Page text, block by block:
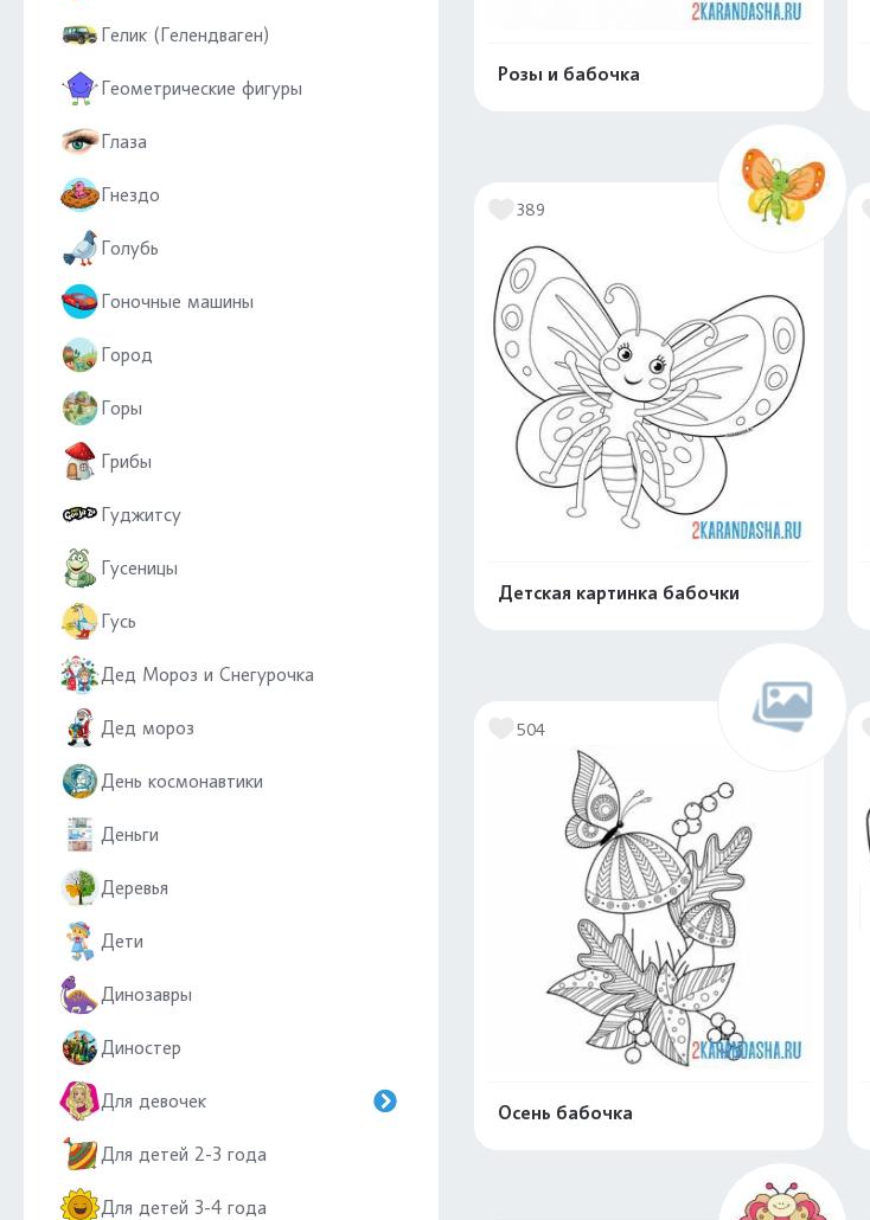
Гелик (Гелендваген)
Геометрические фигуры
Глаза
Гнездо
Голубь
Гоночные машины
Город
Горы
Грибы
Гуджитсу
Гусеницы
Гусь
Дед Мороз и Снегурочка
Дед мороз
День космонавтики
Деньги
Деревья
Дети
Динозавры
Диностер
Для девочек
Для детей 2-3 года
Для детей 3-4 года
Розы и бабочка
Распечатать и скачать
389
Детская картинка бабочки
504
Осень бабочка